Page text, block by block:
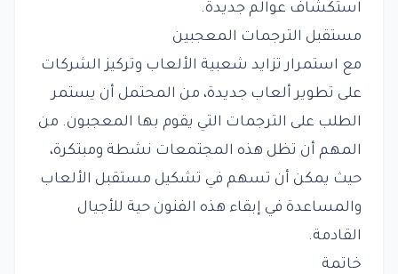
استكشاف عوالم جديدة.
مستقبل الترجمات المعجبين
مع استمرار تزايد شعبية الألعاب وتركيز الشركات
على تطوير ألعاب جديدة، من المحتمل أن يستمر
الطلب على الترجمات التي يقوم بها المعجبون. من
المهم أن تظل هذه المجتمعات نشطة ومبتكرة،
حيث يمكن أن تسهم في تشكيل مستقبل الألعاب
والمساعدة في إبقاء هذه الفنون حية للأجيال
القادمة.
خاتمة